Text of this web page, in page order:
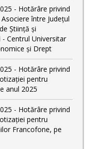
- Hotărâre privind
între Județul
Știință și
Centrul Universitar
și Drept
- Hotărâre privind
pentru
anul 2025
- Hotărâre privind
pentru
Francofone, pe